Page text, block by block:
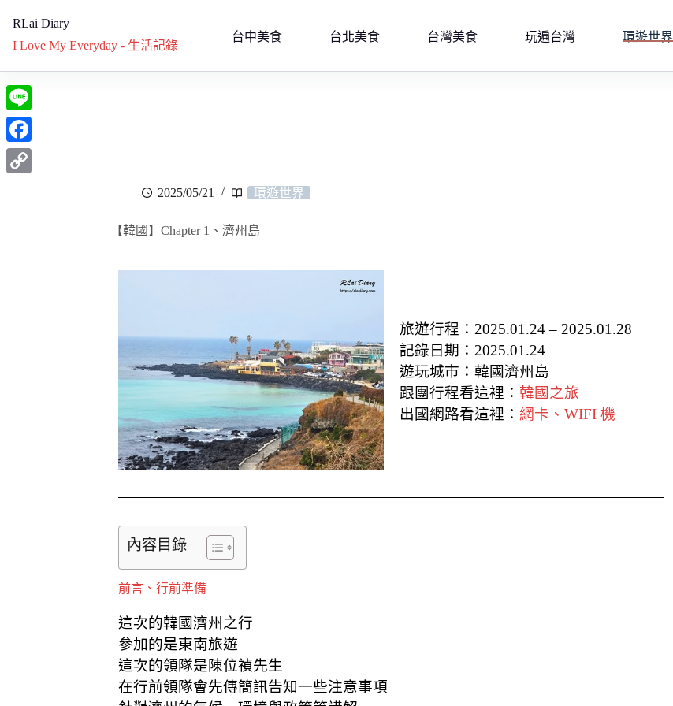
RLai Diary
I Love My Everyday - 生活記錄
台中美食 台北美食 台灣美食 玩遍台灣 環遊世界
2025/05/21 環遊世界
【韓國】Chapter 1、濟州島
旅遊行程：2025.01.24 – 2025.01.28
記錄日期：2025.01.24
遊玩城市：韓國濟州島
跟團行程看這裡： 韓國之旅
出國網路看這裡： 網卡、WIFI 機
內容目錄
前言、行前準備
這次的韓國濟州之行
參加的是東南旅遊
這次的領隊是陳位禎先生
在行前領隊會先傳簡訊告知一些注意事項
L
i
n
F